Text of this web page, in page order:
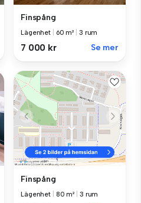
Finspång
Lägenhet 60 m² 3 rum
7 000 kr Se mer
Finspång
Lägenhet 80 m² 3 rum